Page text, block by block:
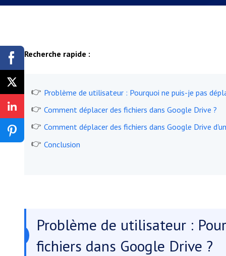
Recherche rapide :
Problème de utilisateur : Pourquoi ne puis-je pas
Comment déplacer des fichiers dans Google Drive ?
Comment déplacer des fichiers dans Google Drive
Conclusion
Problème de utilisateur :
fichiers dans Google Drive ?